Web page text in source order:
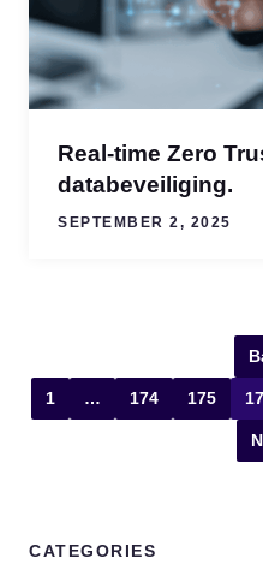
Real-time Zero
databeveiliging.
SEPTEMBER 2, 2025
1 … 174 175
CATEGORIES